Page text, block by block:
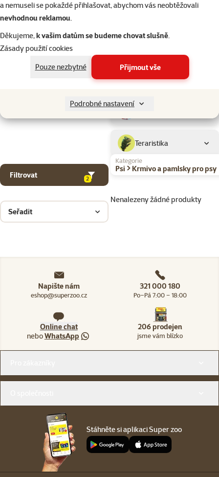
a nemuseli se pokaždé přihlašovat, abychom vás neobtěžovali
nevhodnou reklamou.
Děkujeme,k vašim datům se budeme chovat slušně.
Zásady použití cookies
Pouze nezbytné
Přijmout vše
Podrobné nastavení
Ptáci
Teraristika
Filtrovat 2
Kategorie
Psi > Krmivo a pamlsky pro psy
Seřadit
Nenalezeny žádné produkty
Napište nám
eshop@superzoo.cz
321 000 180
Po–Pá 7:00 – 18:00
Online chat
neboWhatsApp
206 prodejen
jsme vám blízko
Stáhněte si aplikaci Super zoo